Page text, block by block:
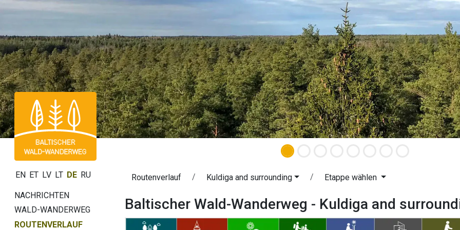
EN ET LV LT DE RU
NACHRICHTEN
WALD-WANDERWEG
ROUTENVERLAUF
Routenverlauf Kuldiga and surrounding Etappe wählen
Baltischer Wald-Wanderweg - Kuldiga and